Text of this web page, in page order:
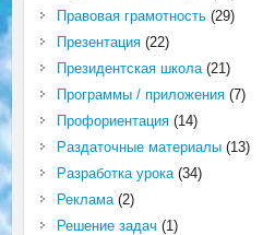
Правовая грамотность(29)
Презентация(22)
Президентская школа(21)
Программы / приложения(7)
Профориентация(14)
Раздаточные материалы(13)
Разработка урока(34)
Реклама(2)
Решение задач (1)